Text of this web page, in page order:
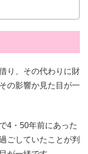
り、その代わりに財
の影響か見た目が一
4・50年前にあった
ごしていたことが判